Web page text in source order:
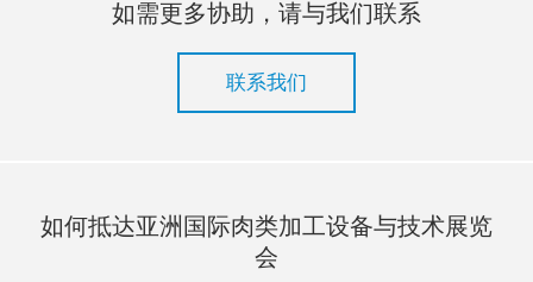
如需更多协助，请与我们联系
联系我们
如何抵达亚洲国际肉类加工设备与技术展览
会